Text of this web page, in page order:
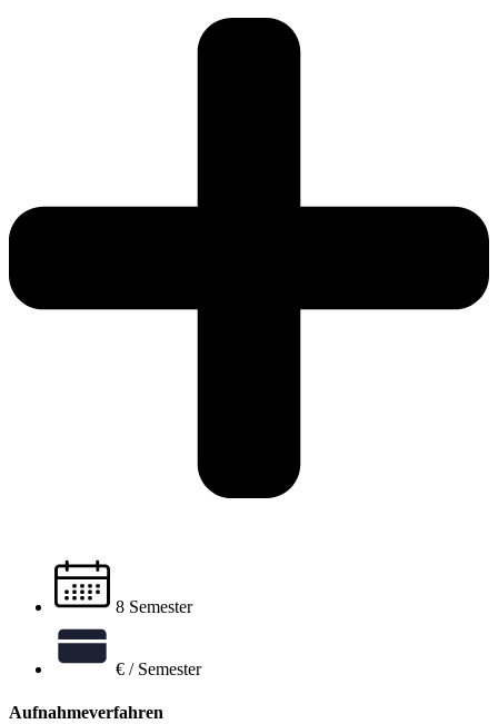
8 Semester
€ / Semester
Aufnahmeverfahren